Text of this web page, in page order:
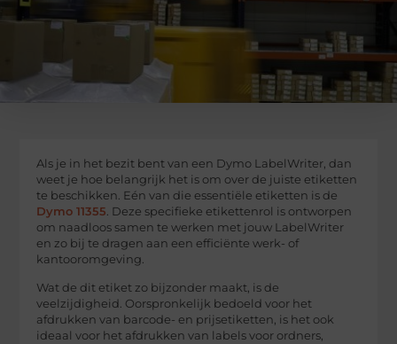
Als je in het bezit bent van een Dymo LabelWriter, dan
weet je hoe belangrijk het is om over de juiste etiketten
te beschikken. Eén van die essentiële etiketten is de
Dymo 11355 . Deze specifieke etikettenrol is ontworpen
om naadloos samen te werken met jouw LabelWriter
en zo bij te dragen aan een efficiënte werk- of
kantooromgeving.
Wat de dit etiket zo bijzonder maakt, is de
veelzijdigheid. Oorspronkelijk bedoeld voor het
afdrukken van barcode- en prijsetiketten, is het ook
ideaal voor het afdrukken van labels voor ordners,